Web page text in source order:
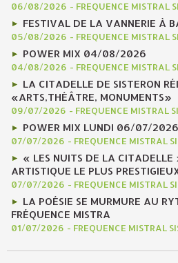
06/08/2026 - FREQUENCE MISTRAL
FESTIVAL DE LA VANNERIE À
05/08/2026 - FREQUENCE MISTRAL
POWER MIX 04/08/2026
04/08/2026 - FREQUENCE MISTRAL
LA CITADELLE DE SISTERON
«ARTS,THÉÂTRE, MONUMENTS»
09/07/2026 - FREQUENCE MISTRAL
POWER MIX LUNDI 06/07/2026
07/07/2026 - FREQUENCE MISTRAL
« LES NUITS DE LA CITADELLE
ARTISTIQUE LE PLUS
07/07/2026 - FREQUENCE MISTRAL
LA POÉSIE SE MURMURE AU
FRÉQUENCE MISTRA
01/07/2026 - FREQUENCE MISTRAL